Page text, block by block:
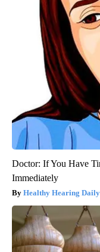
Doctor: If You Have
Immediately
Healthy Hearing Daily